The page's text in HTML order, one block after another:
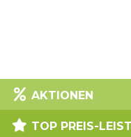
AKTIONEN
TOP PREIS-